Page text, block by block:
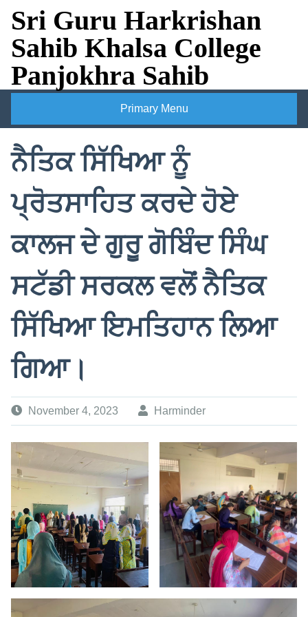
content
Sri Guru Harkrishan
Sahib Khalsa College
Panjokhra Sahib
Primary Menu
ਨੈਤਿਕ ਸਿੱਖਿਆ ਨੂੰ
ਪ੍ਰੋਤਸਾਹਿਤ ਕਰਦੇ ਹੋਏ
ਕਾਲਜ ਦੇ ਗੁਰੂ ਗੋਬਿੰਦ ਸਿੰਘ
ਸਟੱਡੀ ਸਰਕਲ ਵਲੋਂ ਨੈਤਿਕ
ਸਿੱਖਿਆ ਇਮਤਿਹਾਨ ਲਿਆ
ਗਿਆ।
November 4, 2023 Harminder